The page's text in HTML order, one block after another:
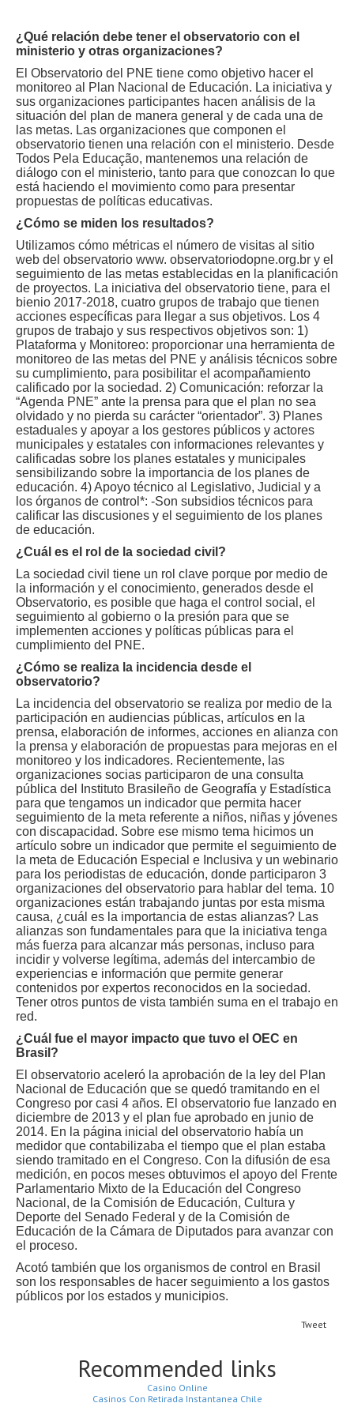
¿Qué relación debe tener el observatorio con el
ministerio y otras organizaciones?
El Observatorio del PNE tiene como objetivo hacer el
monitoreo al Plan Nacional de Educación. La iniciativa y
sus organizaciones participantes hacen análisis de la
situación del plan de manera general y de cada una de
las metas. Las organizaciones que componen el
observatorio tienen una relación con el ministerio. Desde
Todos Pela Educação, mantenemos una relación de
diálogo con el ministerio, tanto para que conozcan lo que
está haciendo el movimiento como para presentar
propuestas de políticas educativas.
¿Cómo se miden los resultados?
Utilizamos cómo métricas el número de visitas al sitio
web del observatorio www. observatoriodopne.org.br y el
seguimiento de las metas establecidas en la planificación
de proyectos. La iniciativa del observatorio tiene, para el
bienio 2017-2018, cuatro grupos de trabajo que tienen
acciones específicas para llegar a sus objetivos. Los 4
grupos de trabajo y sus respectivos objetivos son: 1)
Plataforma y Monitoreo: proporcionar una herramienta de
monitoreo de las metas del PNE y análisis técnicos sobre
su cumplimiento, para posibilitar el acompañamiento
calificado por la sociedad. 2) Comunicación: reforzar la
“Agenda PNE” ante la prensa para que el plan no sea
olvidado y no pierda su carácter “orientador”. 3) Planes
estaduales y apoyar a los gestores públicos y actores
municipales y estatales con informaciones relevantes y
calificadas sobre los planes estatales y municipales
sensibilizando sobre la importancia de los planes de
educación. 4) Apoyo técnico al Legislativo, Judicial y a
los órganos de control*: -Son subsidios técnicos para
calificar las discusiones y el seguimiento de los planes
de educación.
¿Cuál es el rol de la sociedad civil?
La sociedad civil tiene un rol clave porque por medio de
la información y el conocimiento, generados desde el
Observatorio, es posible que haga el control social, el
seguimiento al gobierno o la presión para que se
implementen acciones y políticas públicas para el
cumplimiento del PNE.
¿Cómo se realiza la incidencia desde el
observatorio?
La incidencia del observatorio se realiza por medio de la
participación en audiencias públicas, artículos en la
prensa, elaboración de informes, acciones en alianza con
la prensa y elaboración de propuestas para mejoras en el
monitoreo y los indicadores. Recientemente, las
organizaciones socias participaron de una consulta
pública del Instituto Brasileño de Geografía y Estadística
para que tengamos un indicador que permita hacer
seguimiento de la meta referente a niños, niñas y jóvenes
con discapacidad. Sobre ese mismo tema hicimos un
artículo sobre un indicador que permite el seguimiento de
la meta de Educación Especial e Inclusiva y un webinario
para los periodistas de educación, donde participaron 3
organizaciones del observatorio para hablar del tema. 10
organizaciones están trabajando juntas por esta misma
causa, ¿cuál es la importancia de estas alianzas? Las
alianzas son fundamentales para que la iniciativa tenga
más fuerza para alcanzar más personas, incluso para
incidir y volverse legítima, además del intercambio de
experiencias e información que permite generar
contenidos por expertos reconocidos en la sociedad.
Tener otros puntos de vista también suma en el trabajo en
red.
¿Cuál fue el mayor impacto que tuvo el OEC en
Brasil?
El observatorio aceleró la aprobación de la ley del Plan
Nacional de Educación que se quedó tramitando en el
Congreso por casi 4 años. El observatorio fue lanzado en
diciembre de 2013 y el plan fue aprobado en junio de
2014. En la página inicial del observatorio había un
medidor que contabilizaba el tiempo que el plan estaba
siendo tramitado en el Congreso. Con la difusión de esa
medición, en pocos meses obtuvimos el apoyo del Frente
Parlamentario Mixto de la Educación del Congreso
Nacional, de la Comisión de Educación, Cultura y
Deporte del Senado Federal y de la Comisión de
Educación de la Cámara de Diputados para avanzar con
el proceso.
Acotó también que los organismos de control en Brasil
son los responsables de hacer seguimiento a los gastos
públicos por los estados y municipios.
Tweet
Recommended links
Casino Online
Casinos Con Retirada Instantanea Chile